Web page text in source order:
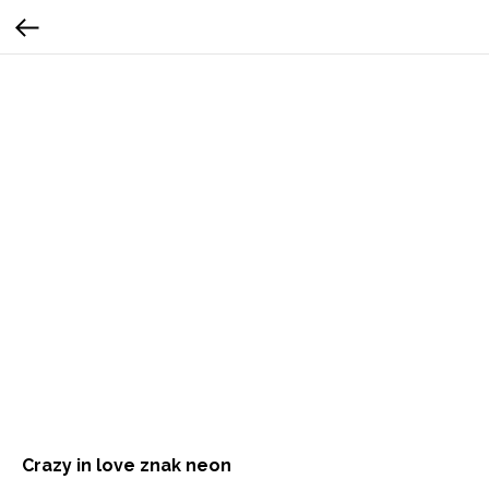
Crazy in love znak neon